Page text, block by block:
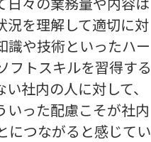
況を理解して適切に対
識や技術といったハー
フトスキルを習得する
社内の人に対して、
いった配慮こそが社内
につながると感じてい